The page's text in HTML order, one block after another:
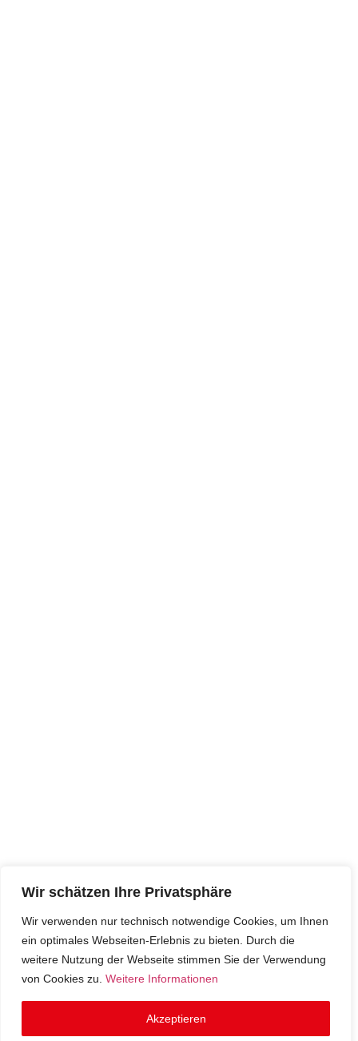
Wir schätzen Ihre Privatsphäre
Wir verwenden nur technisch notwendige Cookies, um Ihnen
ein optimales Webseiten-Erlebnis zu bieten. Durch die
weitere Nutzung der Webseite stimmen Sie der Verwendung
von Cookies zu. Weitere Informationen
Akzeptieren